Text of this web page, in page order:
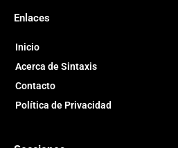
Enlaces
Inicio
Acerca de Sintaxis
Contacto
Política de Privacidad